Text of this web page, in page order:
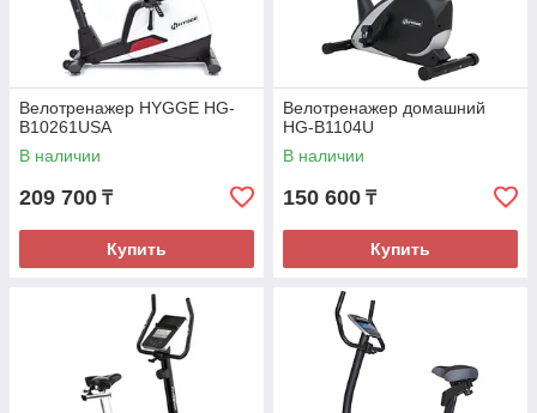
Велотренажер HYGGE HG-
B10261USA
В наличии
209 700 ₸
Купить
Велотренажер домашний
HG-B1104U
В наличии
150 600 ₸
Купить